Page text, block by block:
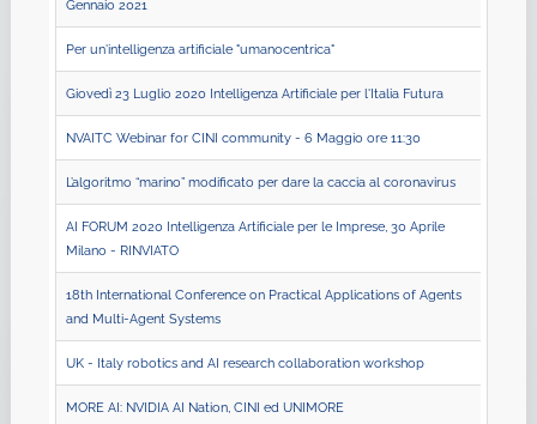
Gennaio 2021
Per un'intelligenza artificiale "umanocentrica"
Giovedì 23 Luglio 2020 Intelligenza Artificiale per l'Italia Futura
NVAITC Webinar for CINI community - 6 Maggio ore 11:30
L’algoritmo “marino” modificato per dare la caccia al coronavirus
AI FORUM 2020 Intelligenza Artificiale per le Imprese, 30 Aprile
Milano - RINVIATO
18th International Conference on Practical Applications of Agents
and Multi-Agent Systems
UK - Italy robotics and AI research collaboration workshop
MORE AI: NVIDIA AI Nation, CINI ed UNIMORE